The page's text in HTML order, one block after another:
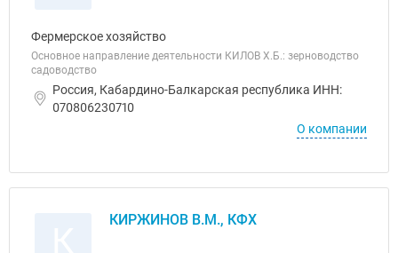
Фермерское хозяйство
Основное направление деятельности КИЛОВ Х.Б.: зерноводство
садоводство
Россия, Кабардино-Балкарская республика ИНН:
070806230710
О компании
КИРЖИНОВ В.М., КФХ